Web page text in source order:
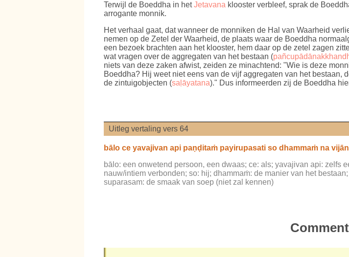
Terwijl de Boeddha in hetJetavana klooster verbleef, sprak de
arrogante monnik.
Het verhaal gaat, dat wanneer de monniken de Hal van Waarheid
nemen op de Zetel der Waarheid, de plaats waar de Boeddha
een bezoek brachten aan het klooster, hem daar op de zetel zagen
wat vragen over de aggregaten van het bestaan (
niets van deze zaken afwist, zeiden ze minachtend: "Wie is deze
Boeddha? Hij weet niet eens van de vijf aggregaten van het bestaan,
de zintuigobjecten (saḷāyatana)." Dus informeerden zij de Boeddha
Uitleg vertaling vers 64
bālo ce yavajivan api paṇḍitaṁ payirupasati so dhammaṁ na
bālo: een onwetend persoon, een dwaas; ce: als; yavajivan api: zelfs
nauw/intiem verbonden; so: hij; dhammaṁ: de manier van het
suparasam: de smaak van soep (niet zal kennen)